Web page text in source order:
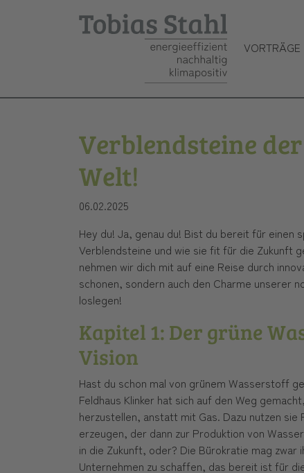
VORTRÄGE
Verblendsteine
Welt!
06.02.2025
Hey du! Ja, genau du! Bist du bereit für einen
Verblendsteine und wie sie fit für die Zukunft
nehmen wir dich mit auf eine Reise durch
schonen, sondern auch den Charme unserer
loslegen!
Kapitel 1: Der grüne
Vision
Hast du schon mal von grünem Wasserstoff
Feldhaus Klinker hat sich auf den Weg
herzustellen, anstatt mit Gas. Dazu nutzen
erzeugen, der dann zur Produktion von
in die Zukunft, oder? Die Bürokratie mag zwar
Unternehmen zu schaffen, das bereit ist für